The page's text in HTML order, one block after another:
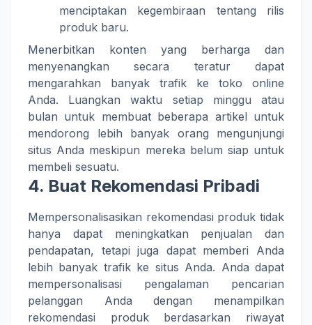
menciptakan kegembiraan tentang rilis
produk baru.
Menerbitkan konten yang berharga dan
menyenangkan secara teratur dapat
mengarahkan banyak trafik ke toko online
Anda. Luangkan waktu setiap minggu atau
bulan untuk membuat beberapa artikel untuk
mendorong lebih banyak orang mengunjungi
situs Anda meskipun mereka belum siap untuk
membeli sesuatu.
4. Buat Rekomendasi Pribadi
Mempersonalisasikan rekomendasi produk tidak
hanya dapat meningkatkan penjualan dan
pendapatan, tetapi juga dapat memberi Anda
lebih banyak trafik ke situs Anda. Anda dapat
mempersonalisasi pengalaman pencarian
pelanggan Anda dengan menampilkan
rekomendasi produk berdasarkan riwayat